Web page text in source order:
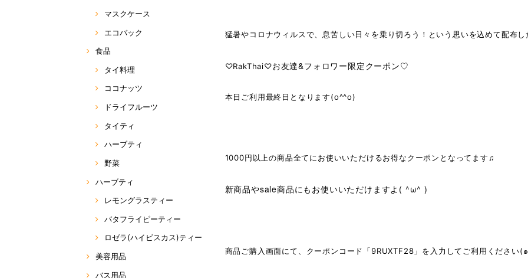
マスクケース
エコバック
食品
タイ料理
ココナッツ
ドライフルーツ
タイティ
ハーブティ
野菜
ハーブティ
レモングラスティー
バタフライピーティー
ロゼラ(ハイビスカス)ティー
美容用品
バス用品
猛暑やコロナウィルスで、息苦しい日々を乗り切ろう！という思いを込めて配布し
♡RakThai♡お友達&フォロワー限定クーポン♡
本日ご利用最終日となります(o^^o)
1000円以上の商品全てにお使いいただけるお得なクーポンとなってます♫
新商品やsale商品にもお使いいただけますよ( ^ω^ )
商品ご購入画面にて、クーポンコード「9RUXTF28」を入力してご利用ください